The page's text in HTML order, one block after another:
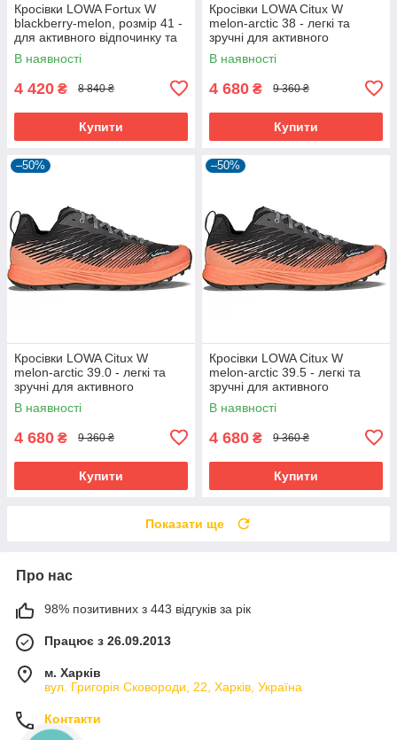
Кросівки LOWA Fortux W
blackberry-melon, розмір 41 -
для активного відпочинку та
туризму
В наявності
4 420 ₴ 8 840 ₴
Купити
Кросівки LOWA Citux W
melon-arctic 38 - легкі та
зручні для активного
відпочинку
В наявності
4 680 ₴ 9 360 ₴
Купити
–50%
Кросівки LOWA Citux W
melon-arctic 39.0 - легкі та
зручні для активного
відпочинку
В наявності
4 680 ₴ 9 360 ₴
Купити
–50%
Кросівки LOWA Citux W
melon-arctic 39.5 - легкі та
зручні для активного
відпочинку
В наявності
4 680 ₴ 9 360 ₴
Купити
Показати ще
Про нас
98% позитивних з 443 відгуків за рік
Працює з 26.09.2013
м. Харків
вул. Григорія Сковороди, 22, Харків, Україна
Контакти